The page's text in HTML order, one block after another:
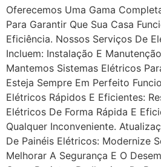
Oferecemos Uma Gama
Para Garantir Que Sua Casa
Eficiência. Nossos Serviços De
Incluem: Instalação E
Mantemos Sistemas Elétricos
Esteja Sempre Em Perfeito
Elétricos Rápidos E Eficientes:
Elétricos De Forma Rápida E
Qualquer Inconveniente.
De Painéis Elétricos: Modernize
Melhorar A Segurança E O